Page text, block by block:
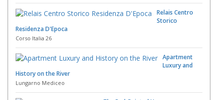
Relais Centro
Storico
Residenza D'Epoca
Corso Italia 26
Apartment
Luxury and
History on the River
Lungarno Mediceo